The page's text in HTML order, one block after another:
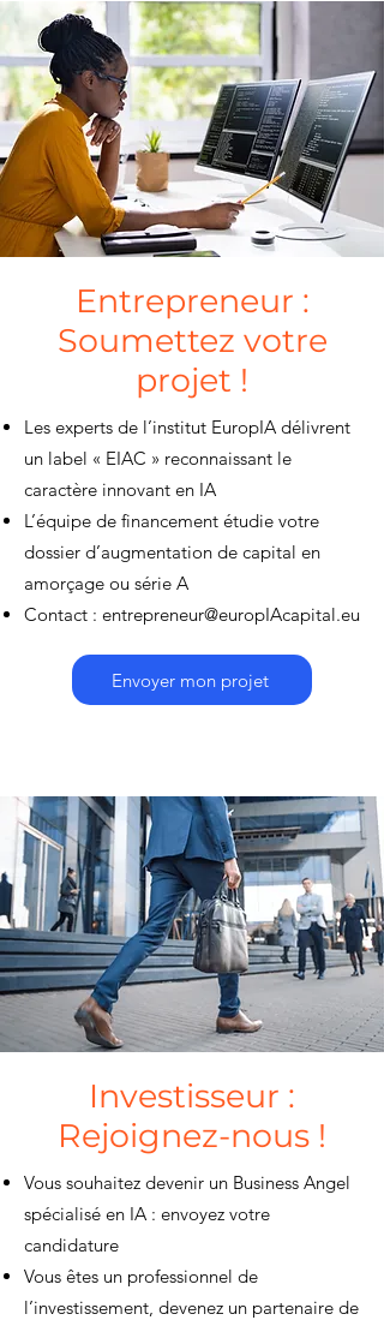
Entrepreneur :
Soumettez votre
projet !
Les experts de l’institut EuropIA délivrent
un label « EIAC » reconnaissant le
caractère innovant en IA
L’équipe de financement étudie votre
dossier d’augmentation de capital en
amorçage ou série A
Contact : entrepreneur@europIAcapital.eu
Envoyer mon projet
Investisseur :
Rejoignez-nous !
Vous souhaitez devenir un Business Angel
spécialisé en IA : envoyez votre
candidature
Vous êtes un professionnel de
l’investissement, devenez un partenaire de